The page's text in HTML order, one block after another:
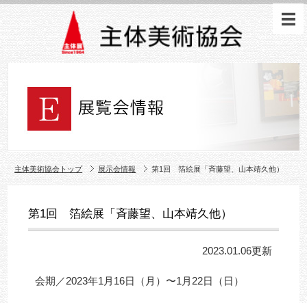
主体美術協会トップ 展示会情報 第1回 箔絵展「斉藤望、山本靖久他）
第1回 箔絵展「斉藤望、山本靖久他）
2023.01.06更新
会期／2023年1月16日（月）〜1月22日（日）